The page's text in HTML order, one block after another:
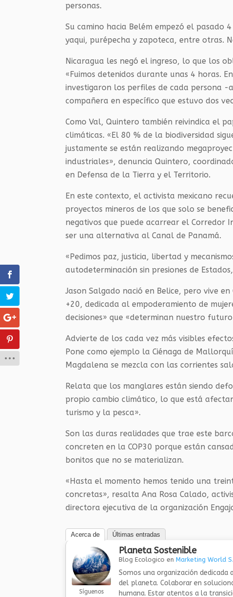
personas.
Su camino hacia Belém empezó el pasado
yaqui, purépecha y zapoteca, entre otras.
Nicaragua les negó el ingreso, lo que los
«Fuimos detenidos durante unas 4 horas.
investigaron los perfiles de cada persona
compañera en específico que estuvo dos
Como Val, Quintero también reivindica el
climáticas. «El 80 % de la biodiversidad
justamente se están realizando
industriales», denuncia Quintero,
en Defensa de la Tierra y el Territorio.
En este contexto, el activista mexicano
proyectos mineros de los que solo se
negativos que puede acarrear el Corredor
ser una alternativa al Canal de Panamá.
«Pedimos paz, justicia, libertad y
autodeterminación sin presiones de
Jason Salgado nació en Belice, pero vive
+20, dedicada al empoderamiento de
decisiones» que «determinan nuestro
Advierte de los cada vez más visibles
Pone como ejemplo la Ciénaga de
Magdalena se mezcla con las corrientes
Relata que los manglares están siendo
propio cambio climático, lo que está
turismo y la pesca».
Son las duras realidades que trae este
concreten en la COP30 porque están
bonitos que no se materializan.
«Hasta el momento hemos tenido una
concretas», resalta Ana Rosa Calado,
directora ejecutiva de la organización
Acerca de Últimas entradas
Síguenos
Planeta Sostenible
Blog Ecologico enMarketing World
Somos una organización
del planeta. Colaborar en
humana. Estar atentos a la